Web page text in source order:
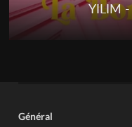
Général